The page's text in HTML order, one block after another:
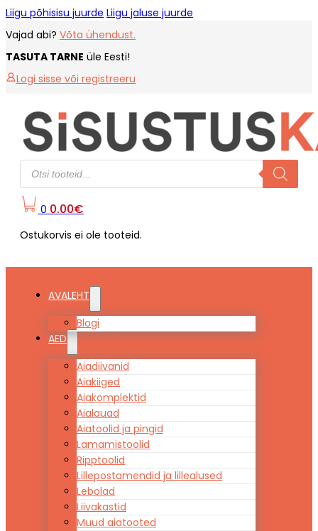
Liigu põhisisu juurde Liigu jaluse juurde
Vajad abi? Võta ühendust.
TASUTA TARNE üle Eesti!
Logi sisse või registreeru
Products
search
0 0.00€
Ostukorvis ei ole tooteid.
AVALEHT
Blogi
AED
Aiadiivanid
Aiakiiged
Aiakomplektid
Aialauad
Aiatoolid ja pingid
Lamamistoolid
Ripptoolid
Lillepostamendid ja lillealused
Lebolad
Liivakastid
Muud aiatooted